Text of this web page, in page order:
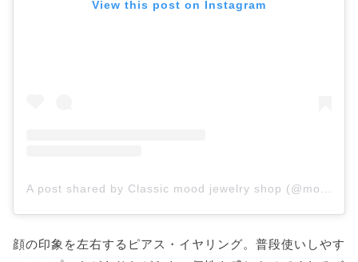
View this post on Instagram
A post shared by Classic mood jewelry shop (@moodkiki__)
顔の印象を左右するピアス・イヤリング。普段使いしやす